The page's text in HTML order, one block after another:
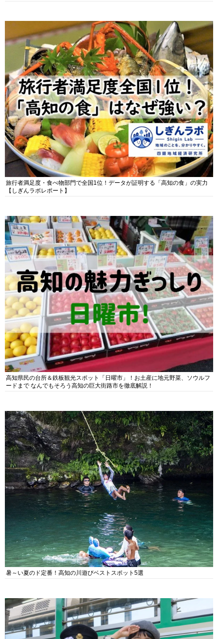
旅行者満足度・食べ物部門で全国1位！データが証明する「高知の食」の実力
【しぎんラボレポート】
高知県民の台所＆鉄板観光スポット「日曜市」！お土産に地元野菜、ソウルフ
ードまで なんでもそろう高知の巨大街路市を徹底解説！
暑～い夏のド定番！高知の川遊びベストスポット5選